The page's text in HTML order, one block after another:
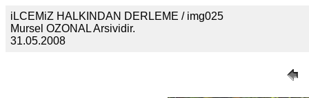
iLCEMiZ HALKINDAN DERLEME / img025
Mursel OZONAL Arsividir.
31.05.2008